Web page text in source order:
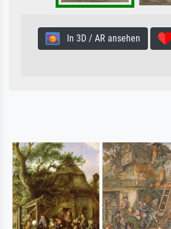
In 3D / AR ansehen